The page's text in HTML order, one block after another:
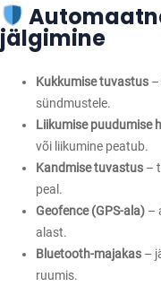
jälgimine
Kukkumise tuvastus –
sündmustele.
Liikumise puudumise
või liikumine peatub.
Kandmise tuvastus –
peal.
Geofence (GPS-ala) –
alast.
Bluetooth-majakas –
ruumis.